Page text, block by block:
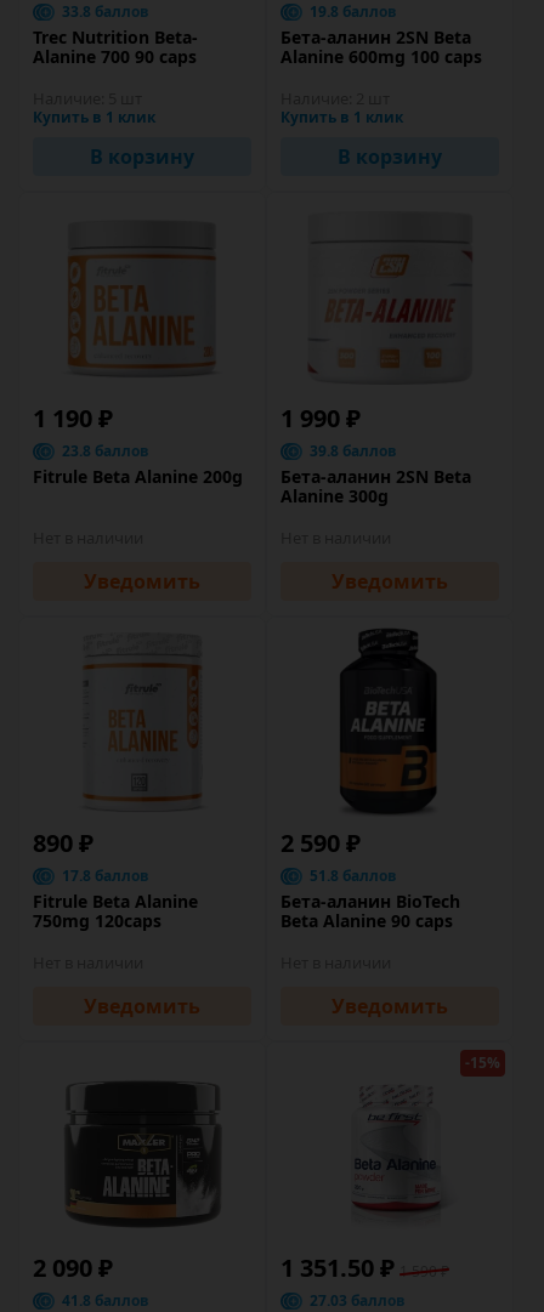
33.8 баллов
Trec Nutrition Beta-
Alanine 700 90 caps
Купить в 1 клик
В корзину
19.8 баллов
Бета-аланин 2SN Beta
Alanine 600mg 100 caps
Купить в 1 клик
В корзину
1 190 ₽
23.8 баллов
Fitrule Beta Alanine 200g
Уведомить
1 990 ₽
39.8 баллов
Бета-аланин 2SN Beta
Alanine 300g
Уведомить
890 ₽
17.8 баллов
Fitrule Beta Alanine
750mg 120caps
Уведомить
2 590 ₽
51.8 баллов
Бета-аланин BioTech
Beta Alanine 90 caps
Уведомить
2 090 ₽
41.8 баллов
-15%
1 351.50 ₽ 1 590 ₽
27.03 баллов